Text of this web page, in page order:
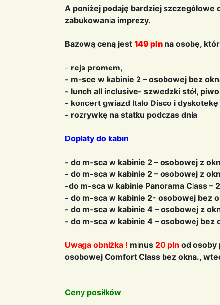
A poniżej podaję bardziej szczegółowe
zabukowania imprezy.
Bazową ceną jest 149 pln na osobę,
- rejs promem,
- m-sce w kabinie 2 – osobowej bez
- lunch all inclusive- szwedzki stół,
- koncert gwiazd Italo Disco i dyskotekę
- rozrywkę na statku podczas dnia
Dopłaty do kabin
- do m-sca w kabinie 2 – osobowej z
- do m-sca w kabinie 2 – osobowej z
-do m-sca w kabinie Panorama Class –
- do m-sca w kabinie 2- osobowej bez
- do m-sca w kabinie 4 – osobowej z
- do m-sca w kabinie 4 – osobowej bez
Uwaga obniżka ! minus 20 pln od osoby
osobowej Comfort Class bez okna.,
Ceny posiłków